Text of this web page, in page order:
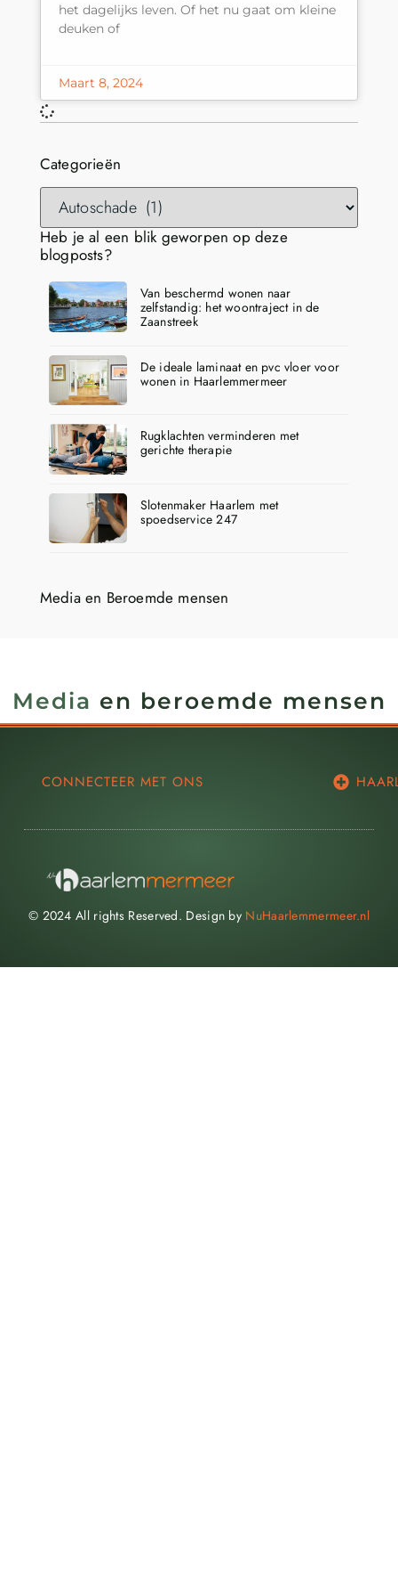
Categorieën
Heb je al een blik geworpen op deze
blogposts?
Van beschermd wonen naar
zelfstandig: het woontraject in de
Zaanstreek
De ideale laminaat en pvc vloer voor
wonen in Haarlemmermeer
Rugklachten verminderen met
gerichte therapie
Slotenmaker Haarlem met
spoedservice 247
Media en Beroemde mensen
het dagelijks leven. Of het nu gaat om kleine
deuken of
Maart 8, 2024
Media en beroemde mensen
CONNECTEER MET ONS
© 2024 All rights Reserved. Design by NuHaarlemmermeer.nl